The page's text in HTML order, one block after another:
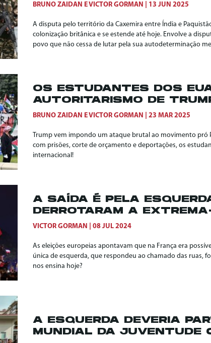
BRUNO ZAIDAN EVICTOR GORMAN 13 JUN 2025
A disputa pelo território da Caxemira entre Índia e
colonização britânica e se estende até hoje. Envolve a
povo que não cessa de lutar pela sua autodeterminação
OS ESTUDANTES DOS
AUTORITARISMO DE
BRUNO ZAIDAN EVICTOR GORMAN 23 MAR 2025
Trump vem impondo um ataque brutal ao movimento pró
com prisões, corte de orçamento e deportações, os
internacional!
A SAÍDA É PELA
DERROTARAM A
VICTOR GORMAN 08 JUL 2024
As eleições europeias apontavam que na França era
única de esquerda, que respondeu ao chamado das ruas,
nos ensina hoje?
A ESQUERDA DEVERIA
MUNDIAL DA JUVENTUDE